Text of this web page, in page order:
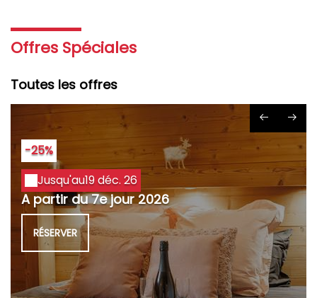
Offres Spéciales
Toutes les offres
-25%
Jusqu'au19 déc. 26
A partir du 7e jour 2026
RÉSERVER